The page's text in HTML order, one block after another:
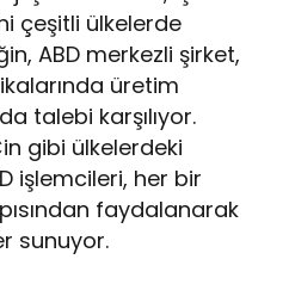
çeşitli ülkelerde
ABD merkezli şirket,
üretim
talebi karşılıyor.
gibi ülkelerdeki
işlemcileri, her bir
faydalanarak
sunuyor.